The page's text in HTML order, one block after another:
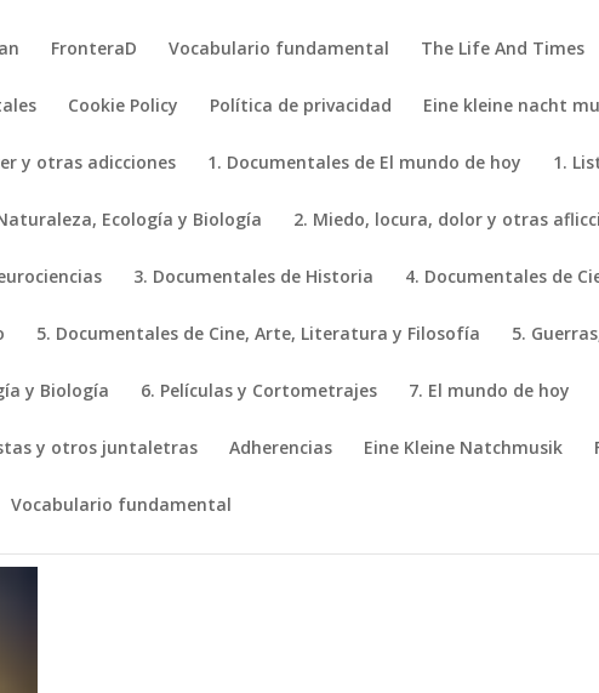
FronteraD Vocabulario fundamental The Life And Times
Cookie Policy Política de privacidad Eine kleine nacht
y otras adicciones 1. Documentales de El mundo de hoy 1.
Ecología y Biología 2. Miedo, locura, dolor y otras
3. Documentales de Historia 4. Documentales de
5. Documentales de Cine, Arte, Literatura y Filosofía 5.
y Biología 6. Películas y Cortometrajes 7. El mundo de hoy
y otros juntaletras Adherencias Eine Kleine Natchmusik
Vocabulario fundamental